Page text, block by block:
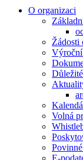
O organizaci
Žádosti
Volná
E-